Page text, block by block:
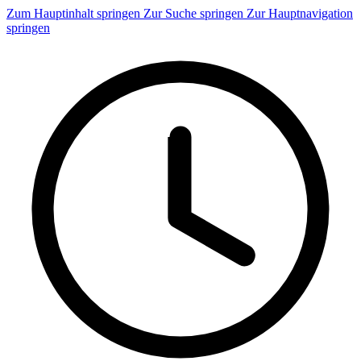
Zum Hauptinhalt springen Zur Suche springen Zur Hauptnavigation
springen